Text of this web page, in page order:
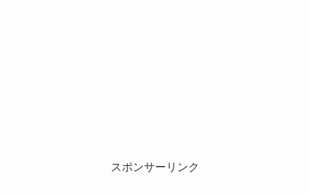
スポンサーリンク